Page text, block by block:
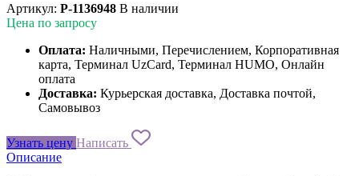
Артикул: P-1136948 В наличии
Цена по запросу
Оплата: Наличными, Перечислением, Корпоративная
карта, Терминал UzCard, Терминал HUMO, Онлайн
оплата
Доставка: Курьерская доставка, Доставка почтой,
Самовывоз
Узнать цену Написать
Описание